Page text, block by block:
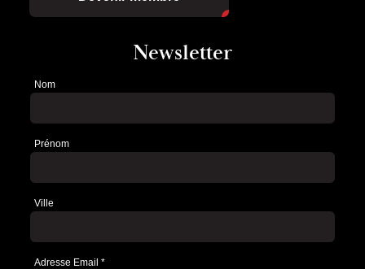
Newsletter
Newsletter
Nom
Prénom
Ville
Adresse Email *